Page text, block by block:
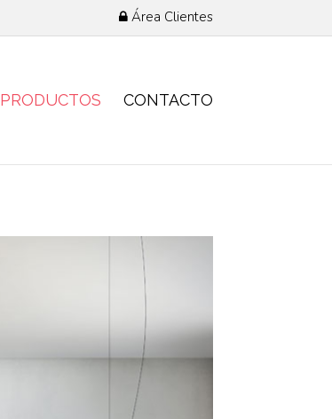
Área Clientes
PRODUCTOS CONTACTO